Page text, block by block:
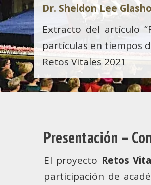
Dr. Sheldon Lee
Extracto del artículo
partículas en tiempos
Retos Vitales 2021
Presentación –
El proyecto Retos
participación de